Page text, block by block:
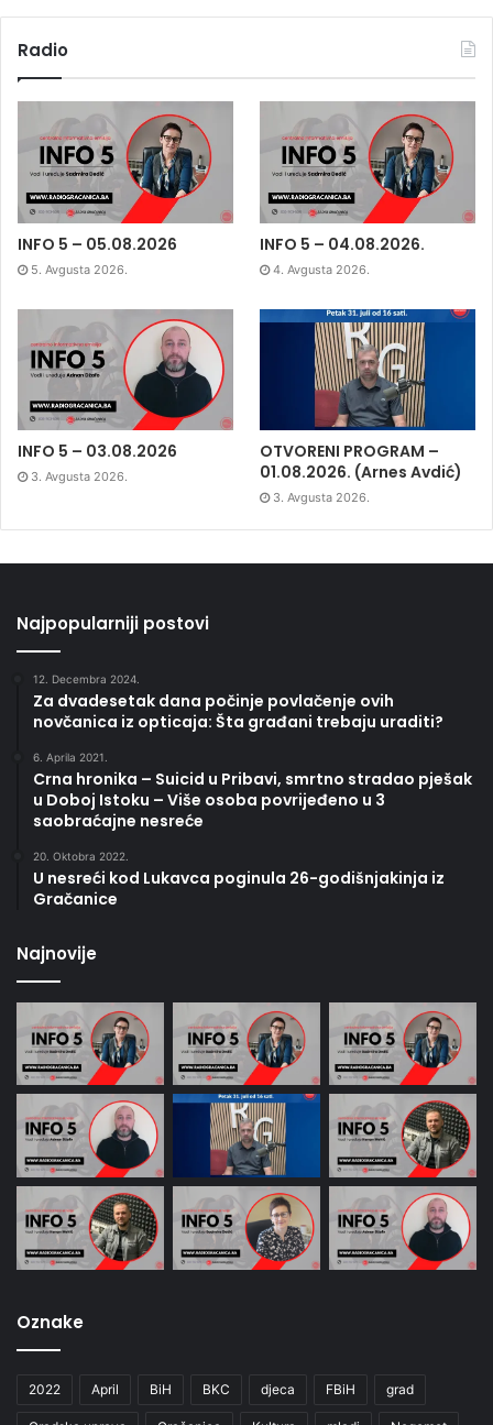
Radio
INFO 5 – 05.08.2026
5. Avgusta 2026.
INFO 5 – 04.08.2026.
4. Avgusta 2026.
INFO 5 – 03.08.2026
3. Avgusta 2026.
OTVORENI PROGRAM –
01.08.2026. (Arnes Avdić)
3. Avgusta 2026.
Najpopularniji postovi
12. Decembra 2024.
Za dvadesetak dana počinje povlačenje ovih
novčanica iz opticaja: Šta građani trebaju uraditi?
6. Aprila 2021.
Crna hronika – Suicid u Pribavi, smrtno stradao pješak
u Doboj Istoku – Više osoba povrijeđeno u 3
saobraćajne nesreće
20. Oktobra 2022.
U nesreći kod Lukavca poginula 26-godišnjakinja iz
Gračanice
Najnovije
Oznake
2022 April BiH BKC djeca FBiH grad